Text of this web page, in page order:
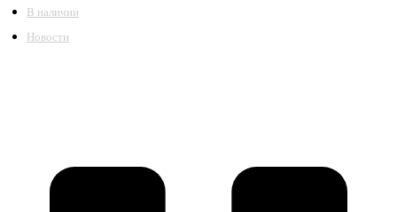
В наличии
Новости